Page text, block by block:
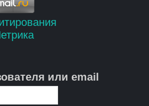
или email